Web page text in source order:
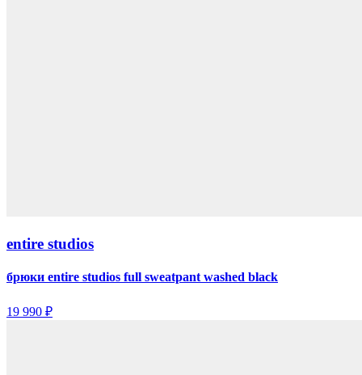
entire studios
брюки entire studios full sweatpant washed black
19 990 ₽